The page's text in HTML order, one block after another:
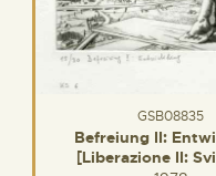
GSB08835
Befreiung II:
[Liberazione II: